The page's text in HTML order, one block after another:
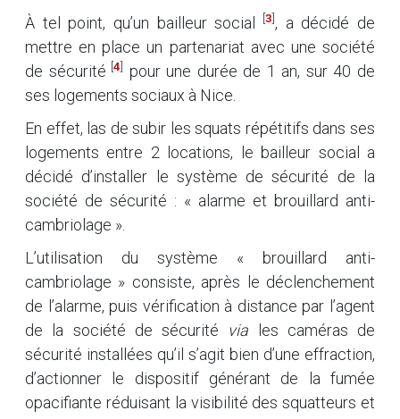
À tel point, qu’un bailleur social
[3], a décidé de
mettre en place un partenariat avec une société
de sécurité [4] pour une durée de 1 an, sur 40 de
ses logements sociaux à Nice.
En effet, las de subir les squats répétitifs dans ses
logements entre 2 locations, le bailleur social a
décidé d’installer le système de sécurité de la
société de sécurité : « alarme et brouillard anti-
cambriolage ».
L’utilisation du système « brouillard anti-
cambriolage » consiste, après le déclenchement
de l’alarme, puis vérification à distance par l’agent
de la société de sécurité via les caméras de
sécurité installées qu’il s’agit bien d’une effraction,
d’actionner le dispositif générant de la fumée
opacifiante réduisant la visibilité des squatteurs et